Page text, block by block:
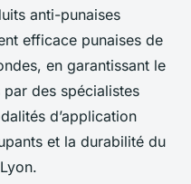
anti-punaises
efficace punaises de
en garantissant le
des spécialistes
d’application
et la durabilité du